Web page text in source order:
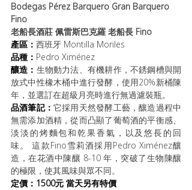
Bodegas Pérez Barquero ﻿Gran Barquero
Fino
老船長酒莊 佩雷斯巴克羅 老船長 Fino
產區： 西班牙 Montilla Moriles
品種： Pedro Ximénez
釀造： 生物動力法、有機耕作，不銹鋼槽與開
放式中性橡木桶中進行發酵 ，使用20%新桶陳
年，並選訂在超級月亮時進行無過濾裝瓶。
品酒筆記：它採用天然發酵工藝，釀造過程中
無需添加酒精，從而凸顯了葡萄酒的平衡感、
淡淡的烤麵包和乾果香氣，以及悠長的回
味。 這款Fino雪莉酒採用Pedro Ximénez釀
造，在花酒中陳釀 8-10 年，突破了生物陳釀
的極限，使其風味與眾不同。
定價：1500元 當天另有特價